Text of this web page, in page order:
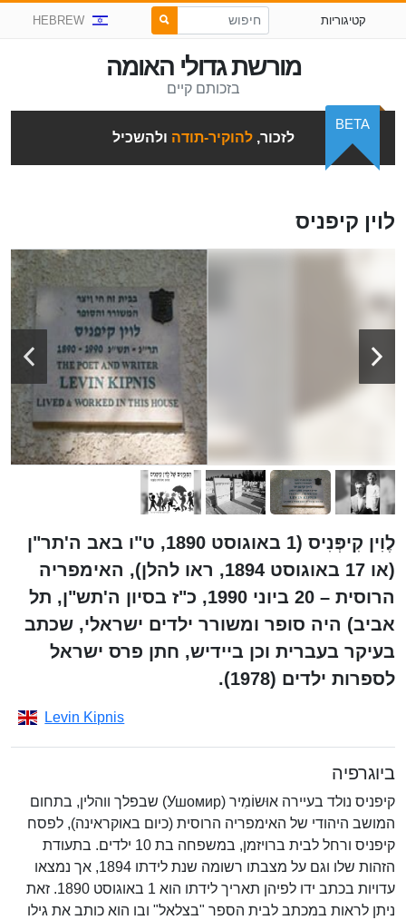
קטיגוריות HEBREW
מורשת גדולי האומה
בזכותם קיים
לזכור,להוקיר-תודה ולהשכיל
BETA
לוין קיפניס
לֶוִין קִיפְּנִיס (1 באוגוסט 1890, ט"ו באב ה'תר"ן
(או 17 באוגוסט 1894, ראו להלן), האימפריה
הרוסית – 20 ביוני 1990, כ"ז בסיון ה'תש"ן, תל
אביב) היה סופר ומשורר ילדים ישראלי, שכתב
בעיקר בעברית וכן ביידיש, חתן פרס ישראל
לספרות ילדים (1978).
Levin Kipnis
ביוגרפיה
קיפניס נולד בעיירה אוּשוֹמִיר (Ушомир) שבפלך ווהלין, בתחום
המושב היהודי של האימפריה הרוסית (כיום באוקראינה), לפסח
קיפניס ורחל לבית ברויזמן, במשפחה בת 10 ילדים. בתעודת
הזהות שלו וגם על מצבתו רשומה שנת לידתו 1894, אך נמצאו
עדויות בכתב ידו לפיהן תאריך לידתו הוא 1 באוגוסט 1890. זאת
ניתן לראות במכתב לבית הספר "בצלאל" ובו הוא כותב את גילו